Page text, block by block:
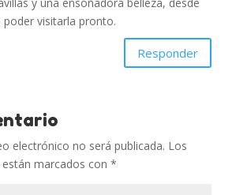
visitarla pronto.
Responder
electrónico no será publicada. Los
marcados con *